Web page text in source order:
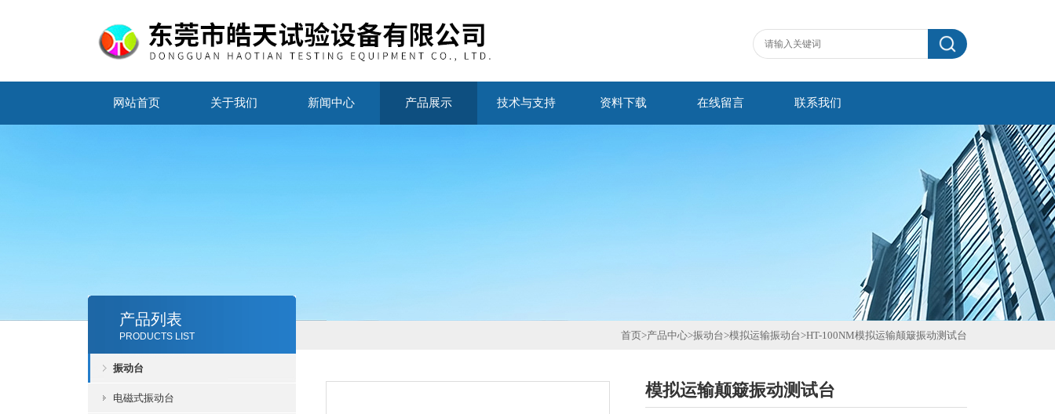
网站首页 关于我们 新闻中心 产品展示 技术与支持 资料下载 在线留言 联系我们
产品列表
PRODUCTS LIST
振动台
电磁式振动台
首页>产品中心>振动台>模拟运输振动台>HT-100NM模拟运输颠簸振动测试台
模拟运输颠簸振动测试台